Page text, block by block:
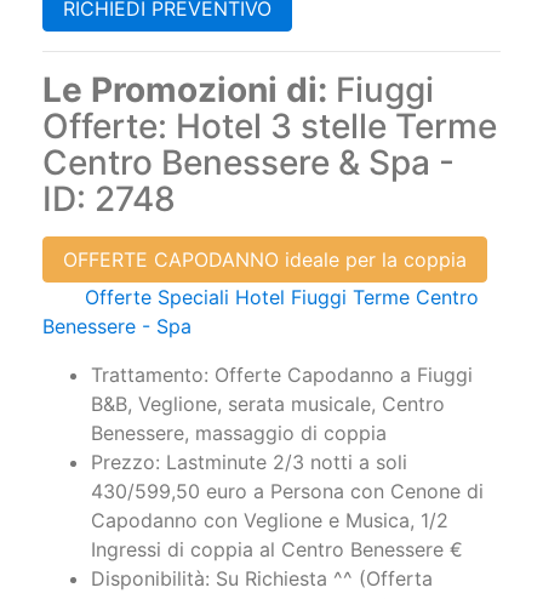
Le Promozioni di:Fiuggi
Offerte: Hotel 3 stelle Terme
Centro Benessere & Spa -
ID: 2748
Offerte Speciali Hotel Fiuggi Terme Centro
Benessere - Spa
Trattamento: Offerte Capodanno a Fiuggi
B&B, Veglione, serata musicale, Centro
Benessere, massaggio di coppia
Prezzo: Lastminute 2/3 notti a soli
430/599,50 euro a Persona con Cenone di
Capodanno con Veglione e Musica, 1/2
Ingressi di coppia al Centro Benessere €
Disponibilità: Su Richiesta ^^ (Offerta
Scorso Anno, in Aggiornamento)